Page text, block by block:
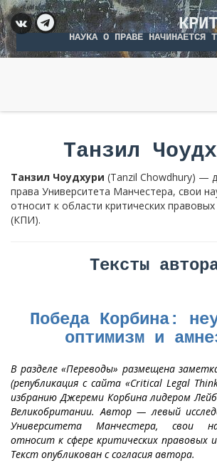
НАУКА О ПРАВЕ НАЧИНАЕТСЯ
Танзил
Танзил Чоудхури (Tanzil Chowdhury) —
права Университета Манчестера, свои
относит к области критических
(КПИ).
Тексты
Победа Корбина:
оптимизм и
В разделе «Переводы» размещена
(републикация с сайта «Critical Legal
избранию Джереми Корбина лидером
Великобритании. Автор — левый
Университета Манчестера, свои
относит к сфере критических правовых
Текст опубликован с согласия автора.